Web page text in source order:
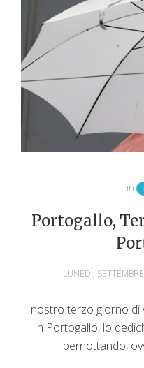
in
Portogallo,
LUNEDÌ,
Il nostro terzo giorno di
in Portogallo, lo
pernottando,